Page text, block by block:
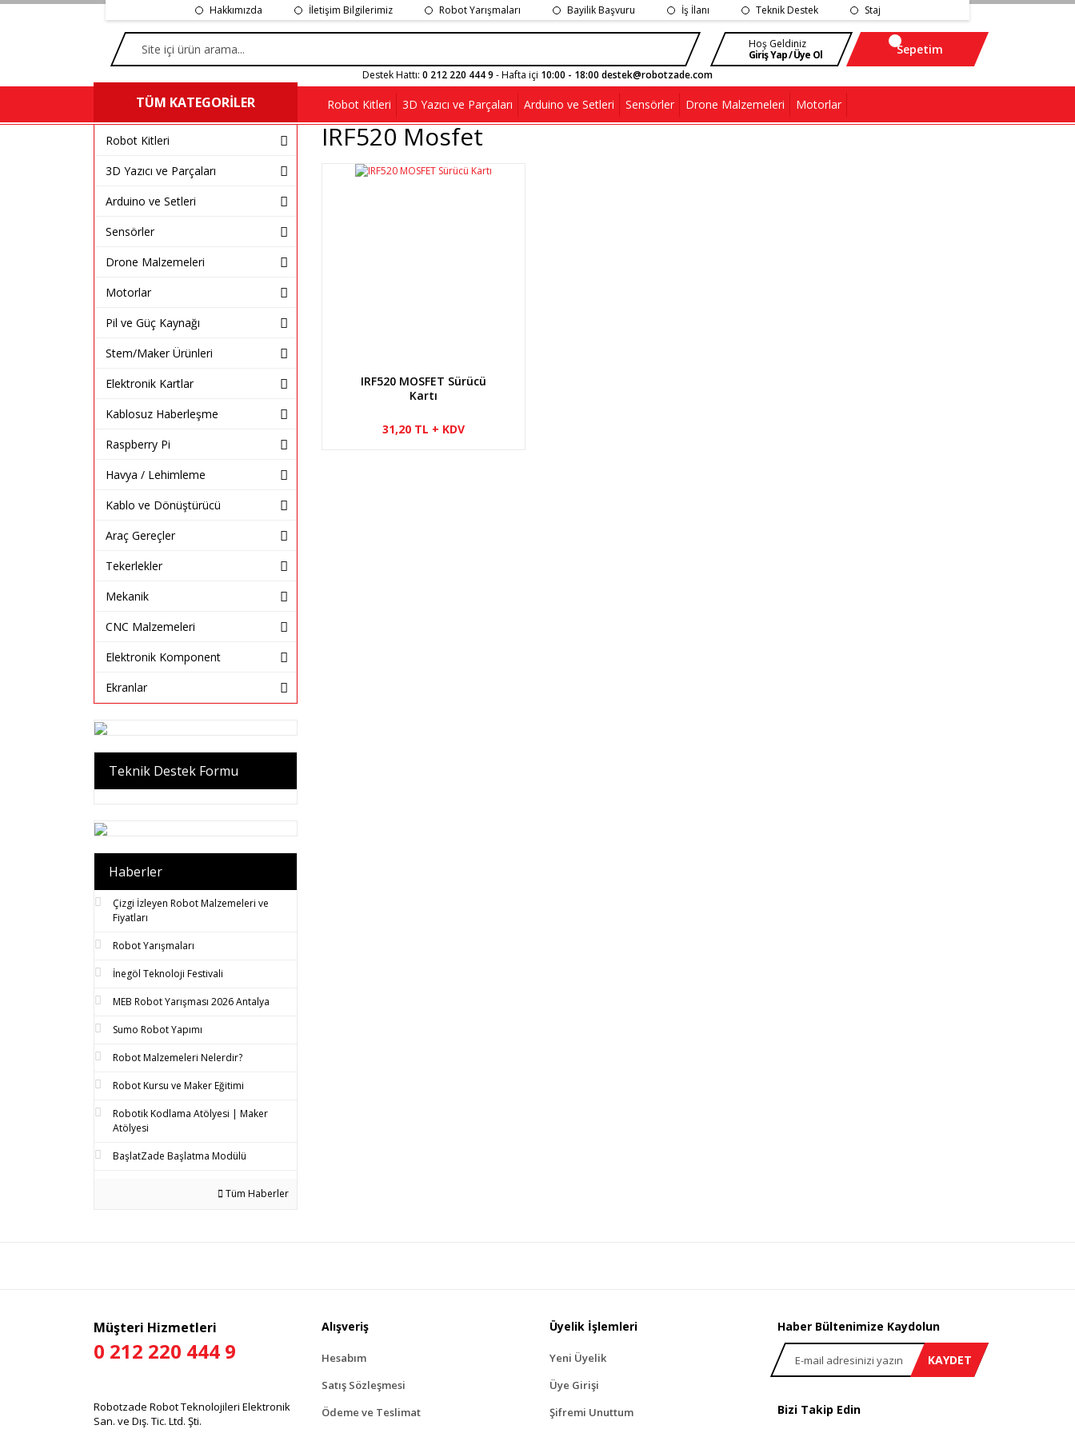
Hakkımızda İletişim Bilgilerimiz Robot Yarışmaları Bayilik Başvuru İş İlanı Teknik Destek Staj
Hoş Geldiniz
Giriş Yap / Üye Ol
Sepetim
Destek Hattı: 0 212 220 444 9 - Hafta içi 10:00 - 18:00 destek@robotzade.com
TÜM KATEGORİLER Robot Kitleri 3D Yazıcı ve Parçaları Arduino ve Setleri Sensörler Drone Malzemeleri Motorlar
Robot Kitleri
3D Yazıcı ve Parçaları
Arduino ve Setleri
Sensörler
Drone Malzemeleri
Motorlar
Pil ve Güç Kaynağı
Stem/Maker Ürünleri
Elektronik Kartlar
Kablosuz Haberleşme
Raspberry Pi
Havya / Lehimleme
Kablo ve Dönüştürücü
Araç Gereçler
Tekerlekler
Mekanik
CNC Malzemeleri
Elektronik Komponent
Ekranlar
Teknik Destek Formu
Haberler
Çizgi İzleyen Robot Malzemeleri ve
Fiyatları
Robot Yarışmaları
İnegöl Teknoloji Festivali
MEB Robot Yarışması 2026 Antalya
Sumo Robot Yapımı
Robot Malzemeleri Nelerdir?
Robot Kursu ve Maker Eğitimi
Robotik Kodlama Atölyesi | Maker
Atölyesi
BaşlatZade Başlatma Modülü
Tüm Haberler
IRF520 Mosfet
IRF520 MOSFET Sürücü
Kartı
31,20 TL + KDV
Müşteri Hizmetleri
0 212 220 444 9
Robotzade Robot Teknolojileri Elektronik
San. ve Dış. Tic. Ltd. Şti.
Alışveriş
Hesabım
Satış Sözleşmesi
Ödeme ve Teslimat
Üyelik İşlemleri
Yeni Üyelik
Üye Girişi
Şifremi Unuttum
Haber Bültenimize Kaydolun
KAYDET
Bizi Takip Edin